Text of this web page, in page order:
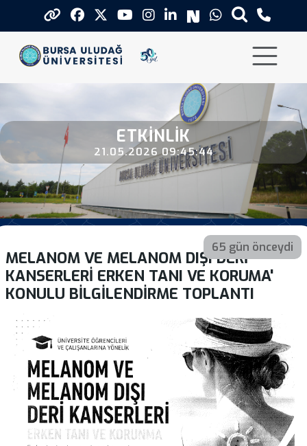
Melanom Ve Melanom Disi Deri
ETKINLIK
21.05.2026 09:45:44
65 gün önceydi
MELANOM VE MELANOM DIŞI DERI
KANSERLERI ERKEN TANI VE KORUMA'
KONULU BILGILENDIRME TOPLANTI